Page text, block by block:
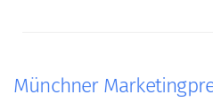
Münchner